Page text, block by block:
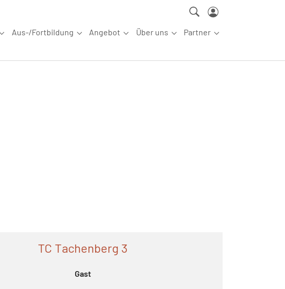
Submenu for "Wettkampfsport"
Aus-/Fortbildung
Submenu for "Aus-/Fortbildung"
Angebot
Submenu for "Angebot"
Über uns
Submenu for "Über uns"
Partner
Submenu for
TC Tachenberg 3
Gast